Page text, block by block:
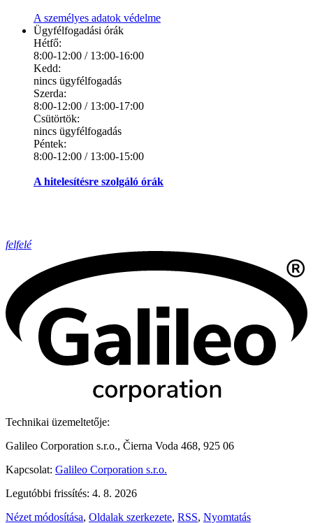
A személyes adatok védelme
Ügyfélfogadási órák
Hétfő:
8:00-12:00 / 13:00-16:00
Kedd:
nincs ügyfélfogadás
Szerda:
8:00-12:00 / 13:00-17:00
Csütörtök:
nincs ügyfélfogadás
Péntek:
8:00-12:00 / 13:00-15:00
A hitelesítésre szolgáló órák
felfelé
Technikai üzemeltetője:
Galileo Corporation s.r.o., Čierna Voda 468, 925 06
Kapcsolat: Galileo Corporation s.r.o.
Legutóbbi frissítés: 4. 8. 2026
Nézet módosítása, Oldalak szerkezete, RSS, Nyomtatás